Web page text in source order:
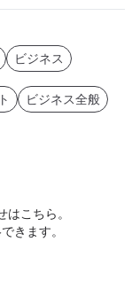
ビジネス
ビジネス全般
こちら。
きます。